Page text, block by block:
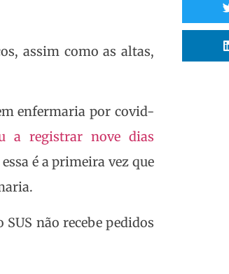
assim como as altas,
enfermaria por covid-
a registrar nove dias
é a primeira vez que
não recebe pedidos